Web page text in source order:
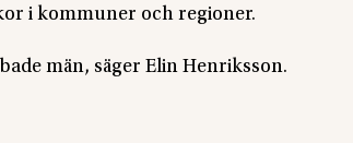
i kommuner och regioner.
män, säger Elin Henriksson.